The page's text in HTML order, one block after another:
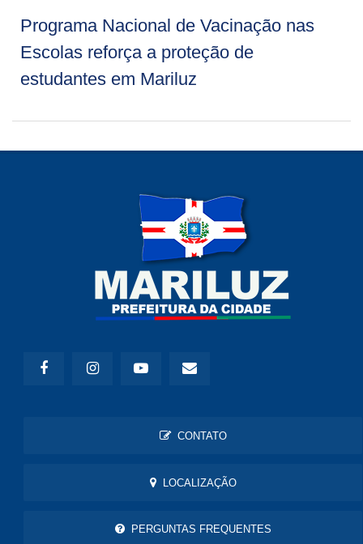
Programa Nacional de Vacinação nas
Escolas reforça a proteção de
estudantes em Mariluz
CONTATO
LOCALIZAÇÃO
PERGUNTAS FREQUENTES